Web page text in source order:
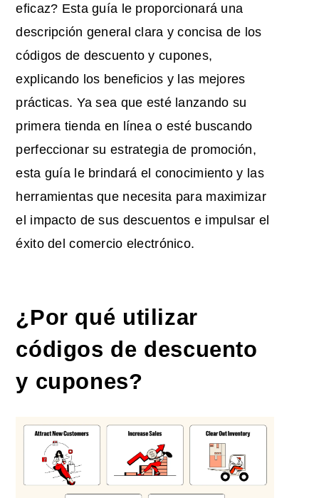
eficaz? Esta guía le proporcionará una
descripción general clara y concisa de los
códigos de descuento y cupones,
explicando los beneficios y las mejores
prácticas. Ya sea que esté lanzando su
primera tienda en línea o esté buscando
perfeccionar su estrategia de promoción,
esta guía le brindará el conocimiento y las
herramientas que necesita para maximizar
el impacto de sus descuentos e impulsar el
éxito del comercio electrónico.
¿Por qué utilizar
códigos de descuento
y cupones?